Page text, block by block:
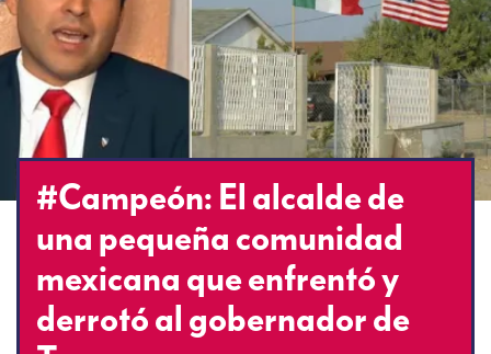
#Campeón: El alcalde de
una pequeña comunidad
mexicana que enfrentó y
derrotó al gobernador de